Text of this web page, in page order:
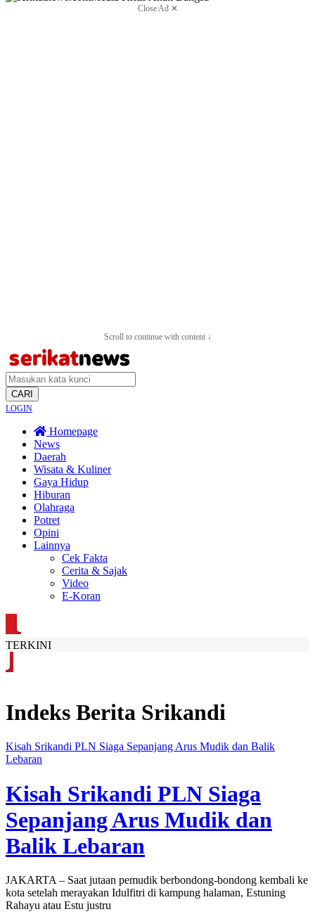
Close Ad ✕
Scroll to continue with content ↓
CARI
LOGIN
Homepage
News
Daerah
Wisata & Kuliner
Gaya Hidup
Hiburan
Olahraga
Potret
Opini
Lainnya
Cek Fakta
Cerita & Sajak
Video
E-Koran
TERKINI
Indeks Berita Srikandi
Kisah Srikandi PLN Siaga Sepanjang Arus Mudik dan Balik
Lebaran
Kisah Srikandi PLN Siaga
Sepanjang Arus Mudik dan
Balik Lebaran
JAKARTA – Saat jutaan pemudik berbondong-bondong kembali ke
kota setelah merayakan Idulfitri di kampung halaman, Estuning
Rahayu atau Estu justru